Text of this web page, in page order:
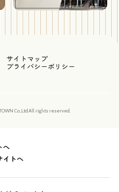
サイトマップ
プライバシーポリシー
Co.,Ltd.All rights reserved.
へ
イトへ